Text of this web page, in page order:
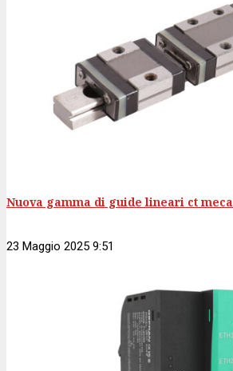
Nuova gamma di guide lineari ct meca
23 Maggio 2025 9:51